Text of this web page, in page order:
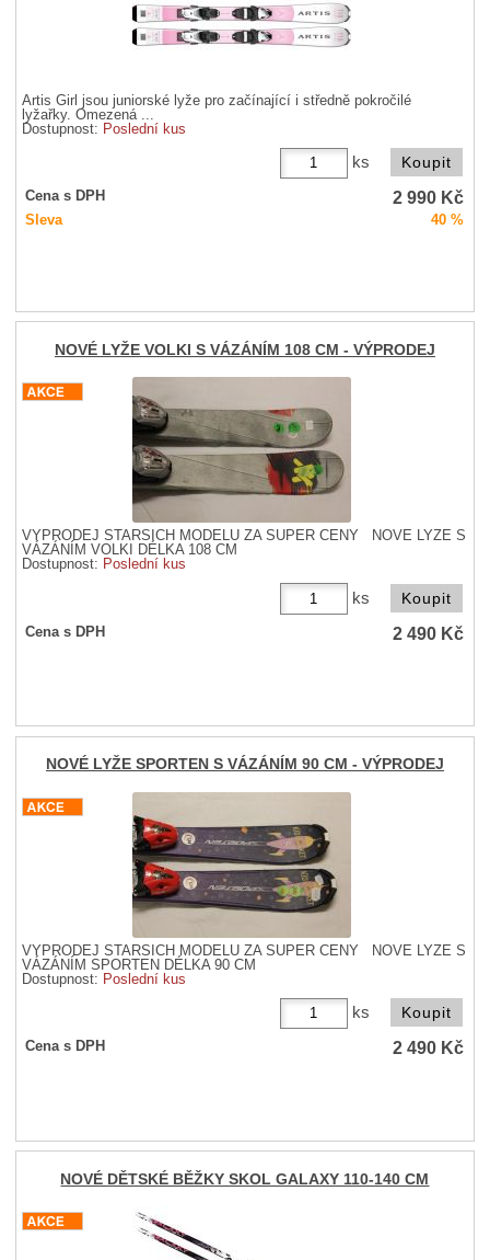
Artis Girl jsou juniorské lyže pro začínající i středně pokročilé
lyžařky. Omezená ...
Dostupnost: Poslední kus
ks
Cena s DPH 2 990 Kč
Sleva 40 %
NOVÉ LYŽE VOLKI S VÁZÁNÍM 108 CM - VÝPRODEJ
VÝPRODEJ STARŠÍCH MODELŮ ZA SUPER CENY NOVÉ LYŽE S
VÁZÁNÍM VOLKI DÉLKA 108 CM
Dostupnost: Poslední kus
ks
Cena s DPH 2 490 Kč
NOVÉ LYŽE SPORTEN S VÁZÁNÍM 90 CM - VÝPRODEJ
VÝPRODEJ STARŠÍCH MODELŮ ZA SUPER CENY NOVÉ LYŽE S
VÁZÁNÍM SPORTEN DÉLKA 90 CM
Dostupnost: Poslední kus
ks
Cena s DPH 2 490 Kč
NOVÉ DĚTSKÉ BĚŽKY SKOL GALAXY 110-140 CM